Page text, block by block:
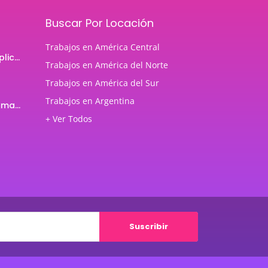
Programador de aplicaciones Android
Profesor de Programación Java
Buscar Por Locación
Trabajos en América Central
Trabajos en América del Norte
Trabajos en América del Sur
Trabajos en Argentina
+ Ver Todos
Suscribir